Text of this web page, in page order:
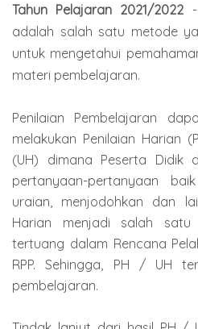
Tahun Pelajaran 2021/2022
adalah salah satu metode
untuk mengetahui
materi pembelajaran.
Penilaian Pembelajaran
melakukan Penilaian Harian
(UH) dimana Peserta Didik
pertanyaan-pertanyaan
uraian, menjodohkan dan
Harian menjadi salah
tertuang dalam Rencana
RPP. Sehingga, PH / UH
pembelajaran.